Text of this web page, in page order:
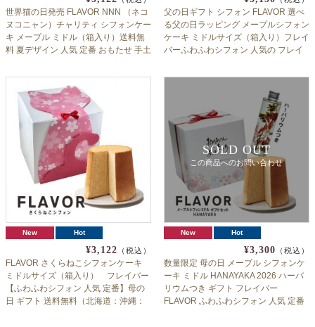
世界猫の日発売 FLAVOR NNN （ネコ
ヌコニャン）チャリティ シフォンケー
キ メープル ミドル（箱入り）送料無
料 夏デザイン 人気 定番 おもたせ 手土
Tをシャツイメージ
父の日ギフト シフォン FLAVOR 選べ
る父の日ラッピング メープルシフォン
ケーキ ミドルサイズ（箱入り）フレイ
バーふわふわシフォン 人気の フレイ
離島除く）
New Hot
¥3,122 （税込）
FLAVOR さくらねこシフォンケーキ
ミドルサイズ（箱入り） フレイバー
【ふわふわシフォン 人気 定番】母の
日 ギフト 送料無料（北海道：沖縄：
SOLD OUT
この商品へのお問い合わせ
New Hot
¥3,300 （税込）
数量限定 母の日 メープル シフォンケ
ーキ ミドル HANAYAKA 2026 ハーバ
リウムつき ギフト フレイバー
FLAVOR ふわふわシフォン 人気 定番